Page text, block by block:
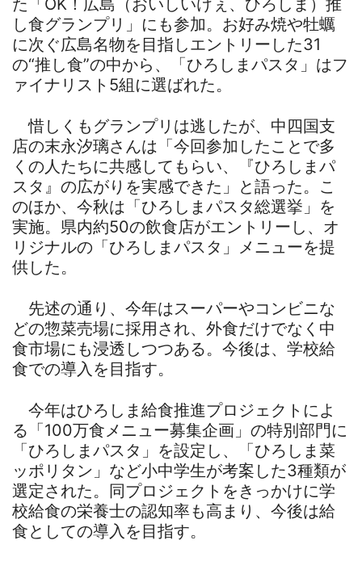
し食グランプリ」にも参加。お好み焼や牡蠣
に次ぐ広島名物を目指しエントリーした31
の“推し食”の中から、「ひろしまパスタ」はフ
ァイナリスト5組に選ばれた。
惜しくもグランプリは逃したが、中四国支
店の末永汐璃さんは「今回参加したことで多
くの人たちに共感してもらい、『ひろしまパ
スタ』の広がりを実感できた」と語った。こ
のほか、今秋は「ひろしまパスタ総選挙」を
実施。県内約50の飲食店がエントリーし、オ
リジナルの「ひろしまパスタ」メニューを提
供した。
先述の通り、今年はスーパーやコンビニな
どの惣菜売場に採用され、外食だけでなく中
食市場にも浸透しつつある。今後は、学校給
食での導入を目指す。
今年はひろしま給食推進プロジェクトによ
る「100万食メニュー募集企画」の特別部門に
「ひろしまパスタ」を設定し、「ひろしま菜
ッポリタン」など小中学生が考案した3種類が
選定された。同プロジェクトをきっかけに学
校給食の栄養士の認知率も高まり、今後は給
食としての導入を目指す。